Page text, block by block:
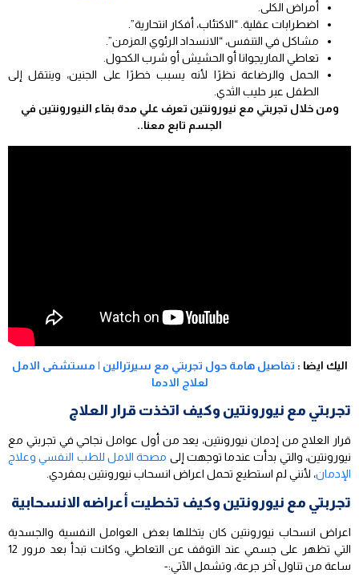
أمراض الكلى.
اضطرابات عقلية. “الاكتئاب، أفكار انتحارية”.
مشاكل في التنفس، “الانسداد الرئوي المزمن”.
تعاطي الماريجوانا أو الحشيش أو شرب الكحول.
الحمل والرضاعة نظرًا لأنه يسبب خطرًا على الجنين، وينتقل إلى
الطفل عبر حليب الثدي.
ومن خلال تجربتي مع نيورونتين تعرف علي مدة بقاء النيورونتين في
الجسم تابع معنا..
اليك ايضا : تفاصيل هامة حول تجربتي مع سيرترالين | مستشفى الامل
لعلاج الادما
تجربتي مع نيورونتين وكيف اتخذت قرار العلاج
قرار العلاج من إدمان نيورونتين، يعد من أول عوامل نجاحي في تجربتي مع
نيورونتين، والتي بدأت عندما توجهت إلى مصحة الامل للطب النفسي وعلاج
الإدمان، لأنني لم استطيع تحمل اعراض انسحاب نيورونتين بمفردي.
تجربتي مع نيورونتين وكيف تخطيت أعراضه الانسحابية
اعراض انسحاب نيورونتين كان يتخللها بعض العوامل النفسية والجسدية
التي تظهر على جسمي عند التوقف عن التعاطي، وكانت تبدأ بعد مرور 12
ساعة من تناول آخر جرعة، وتشمل الآتي:-